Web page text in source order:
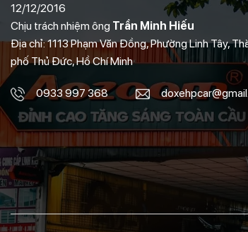
12/12/2016
Chịu trách nhiệm ông Trần Minh Hiếu
Địa chỉ: 1113 Phạm Văn Đồng, Phường Linh Tây,
phố Thủ Đức, Hồ Chí Minh
0933 997 368